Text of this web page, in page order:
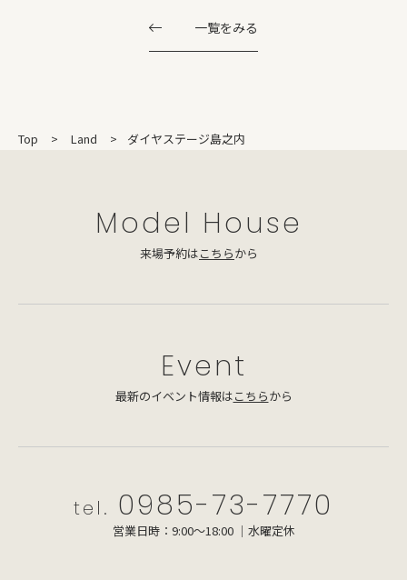
一覧をみる
Top Land ダイヤステージ島之内
Model House
来場予約はこちらから
Event
最新のイベント情報はこちらから
tel. 0985-73-7770
営業日時：9:00～18:00 ｜水曜定休